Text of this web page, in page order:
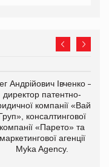
Андрійович Івченко —
директор патентно-
компанії «Вайз
консалтингової
компанії «Парето» та
маркетингової агенції
Myka Agency.